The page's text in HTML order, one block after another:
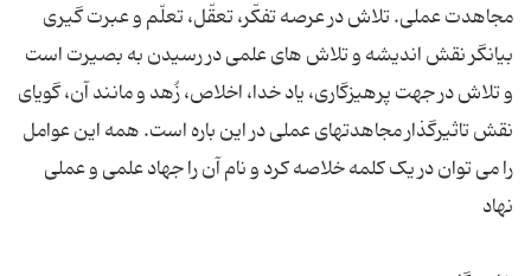
مجاهدت عملى. تلاش در عرصه تفكّر، تعقّل، تعلّم و عبرت گیری
بیانگر نقش اندیشه و تلاش هاى علمى در رسیدن به بصیرت است
و تلاش در جهت پرهیزگارى، یاد خدا، اخلاص، زُهد و مانند آن، گویای
نقش تاثیرگذار مجاهدتهای عملى در این باره است. همه این عوامل
را می توان در یک کلمه خلاصه کرد و نام آن را جهاد علمی و عملی